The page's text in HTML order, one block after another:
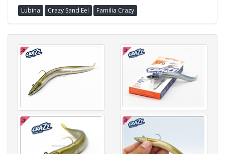
Lubina Crazy Sand Eel Familia Crazy